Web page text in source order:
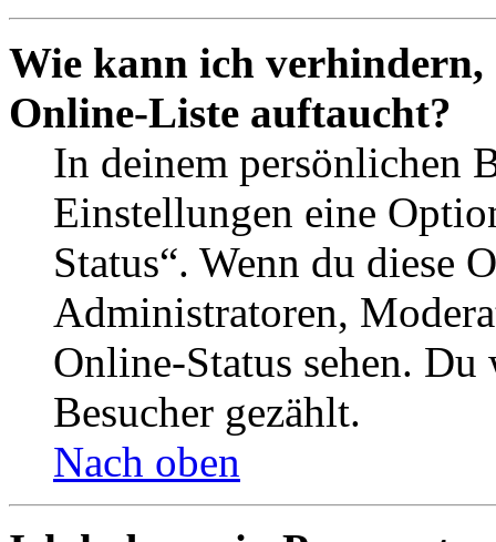
Wie kann ich verhindern,
Online-Liste auftaucht?
In deinem persönlichen
Einstellungen eine
Status“. Wenn du diese
Administratoren,
Online-Status sehen.
Besucher gezählt.
Nach oben